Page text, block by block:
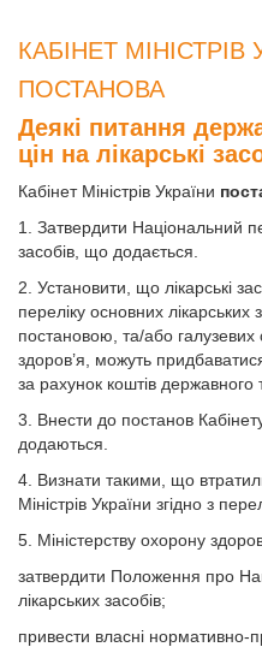
КАБІНЕТ МІНІСТРІВ
ПОСТАНОВА
Деякі питання
цін на лікарські
Кабінет Міністрів України
1. Затвердити Національний
засобів, що додається.
2. Установити, що лікарські
переліку основних лікарських
постановою, та/або галузевих
здоров’я, можуть
за рахунок коштів державного
3. Внести до постанов
додаються.
4. Визнати такими, що
Міністрів України згідно з
5. Міністерству охорону
затвердити Положення про
лікарських засобів;
привести власні нормативно-